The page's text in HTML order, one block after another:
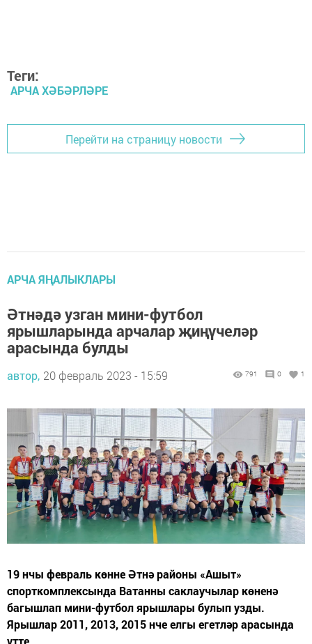
Теги:
АРЧА ХӘБӘРЛӘРЕ
Перейти на страницу новости
АРЧА ЯҢАЛЫКЛАРЫ
Әтнәдә узган мини-футбол
ярышларында арчалар җиңүчеләр
арасында булды
автор, 20 февраль 2023 - 15:59 791 0 1
19 нчы февраль көнне Әтнә районы «Ашыт»
спорткомплексында Ватанны саклаучылар көненә
багышлап мини-футбол ярышлары булып узды.
Ярышлар 2011, 2013, 2015 нче елгы егетләр арасында